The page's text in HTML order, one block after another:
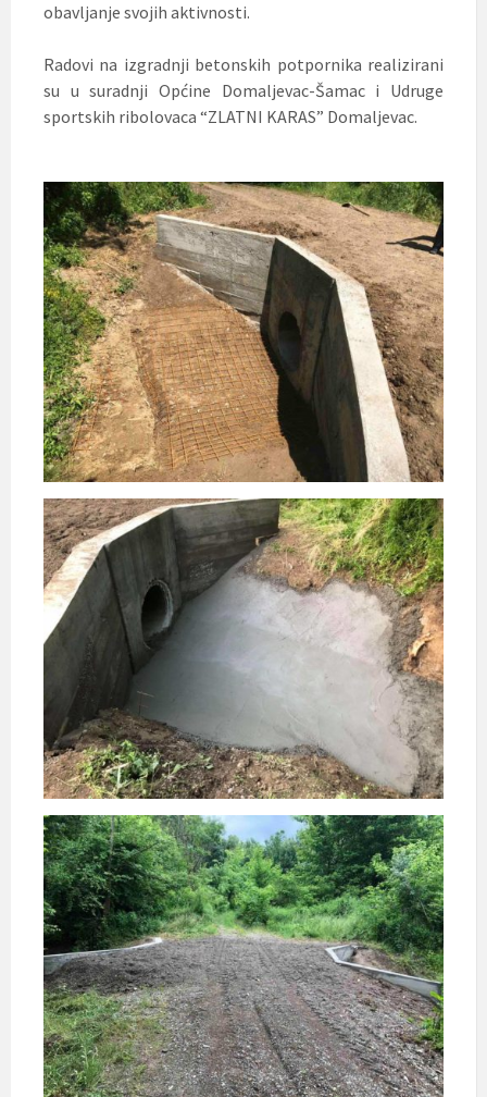
obavljanje svojih aktivnosti.
Radovi na izgradnji betonskih potpornika realizirani
su u suradnji Općine Domaljevac-Šamac i Udruge
sportskih ribolovaca “ZLATNI KARAS” Domaljevac.